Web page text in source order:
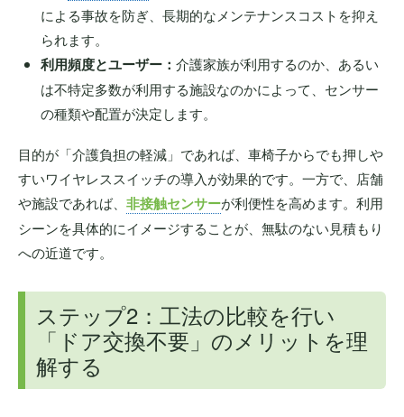
による事故を防ぎ、長期的なメンテナンスコストを抑え
られます。
利用頻度とユーザー： 介護家族が利用するのか、あるい
は不特定多数が利用する施設なのかによって、センサー
の種類や配置が決定します。
目的が「介護負担の軽減」であれば、車椅子からでも押しや
すいワイヤレススイッチの導入が効果的です。一方で、店舗
や施設であれば、 非接触センサーが利便性を高めます。利用
シーンを具体的にイメージすることが、無駄のない見積もり
への近道です。
ステップ2：工法の比較を行い
「ドア交換不要」のメリットを理
解する